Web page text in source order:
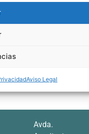
Aviso Legal
está haciendo la
y resolución
y te explicaba las
Avda.